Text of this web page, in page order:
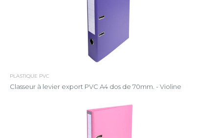
PLASTIQUE PVC
Classeur à levier export PVC A4 dos de 70mm. - Violine